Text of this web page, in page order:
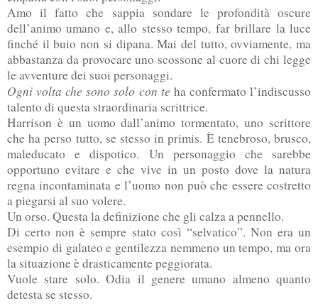
Amo il fatto che sappia sondare le profondità oscure
dell’animo umano e, allo stesso tempo, far brillare la luce
finché il buio non si dipana. Mai del tutto, ovviamente, ma
abbastanza da provocare uno scossone al cuore di chi legge
le avventure dei suoi personaggi.
Ogni volta che sono solo con te ha confermato l’indiscusso
talento di questa straordinaria scrittrice.
Harrison è un uomo dall’animo tormentato, uno scrittore
che ha perso tutto, se stesso in primis. È tenebroso, brusco,
maleducato e dispotico. Un personaggio che sarebbe
opportuno evitare e che vive in un posto dove la natura
regna incontaminata e l’uomo non può che essere costretto
a piegarsi al suo volere.
Un orso. Questa la definizione che gli calza a pennello.
Di certo non è sempre stato così “selvatico”. Non era un
esempio di galateo e gentilezza nemmeno un tempo, ma ora
la situazione è drasticamente peggiorata.
Vuole stare solo. Odia il genere umano almeno quanto
detesta se stesso.